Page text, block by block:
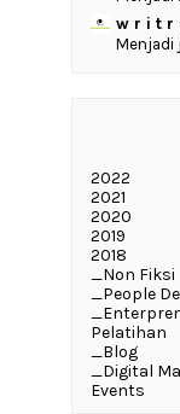
w r i t r
Menjadi
2022
2021
2020
2019
2018
_Non Fiksi
_People
Pelatihan
_Blog
_Digital
Events